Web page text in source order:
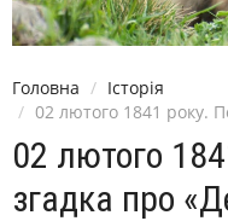
Головна
Історія
02 лютого 1841 року.
02 лютого
згадка про